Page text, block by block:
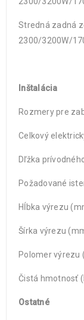
Stredná zadná
2300/3200W/
Inštalácia
Rozmery pre
Celkový
Dľžka
Požadované
Hĺbka výrezu
Šírka výrezu
Polomer výrezu
Čistá hmotnosť
Ostatné